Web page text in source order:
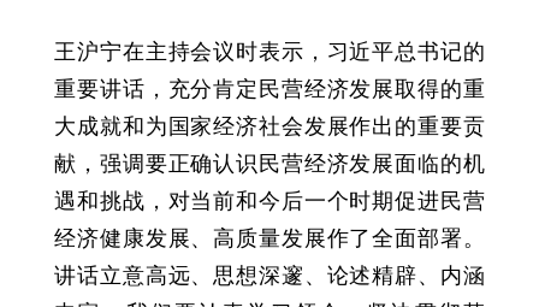
王沪宁在主持会议时表示，习近平总书记的
重要讲话，充分肯定民营经济发展取得的重
大成就和为国家经济社会发展作出的重要贡
献，强调要正确认识民营经济发展面临的机
遇和挑战，对当前和今后一个时期促进民营
经济健康发展、高质量发展作了全面部署。
讲话立意高远、思想深邃、论述精辟、内涵